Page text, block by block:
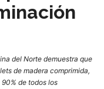
del Norte demuestra que
de madera comprimida,
de todos los